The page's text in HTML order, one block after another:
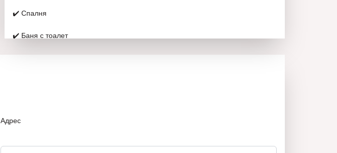
✔️ Спалня
✔️ Баня с тоалет
✔️ Оборудван с всички необходими електроуреди
✔️ Климатик
Адрес